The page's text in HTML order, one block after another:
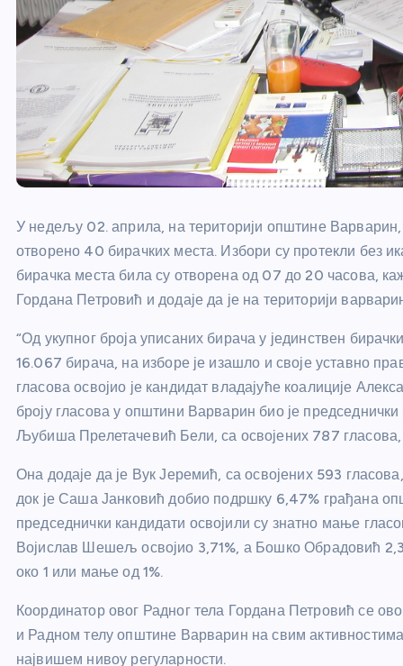
У недељу 02. априла, на територији општине
отворено 40 бирачких места. Избори су протекли без
бирачка места била су отворена од 07 до 20 часова,
Гордана Петровић и додаје да је на територији
“Од укупног броја уписаних бирача у јединствен
16.067 бирача, на изборе је изашло и своје уставно
гласова освојио је кандидат владајуће коалиције
броју гласова у општини Варварин био је
Љубиша Прелетачевић Бели, са освојених 787
Она додаје да је Вук Јеремић, са освојених 593
док је Саша Јанковић добио подршку 6,47% грађана
председнички кандидати освојили су знатно мање
Војислав Шешељ освојио 3,71%, а Бошко Обрадовић
око 1 или мање од 1%.
Координатор овог Радног тела Гордана Петровић се
и Радном телу општине Варварин на свим
највишем нивоу регуларности.